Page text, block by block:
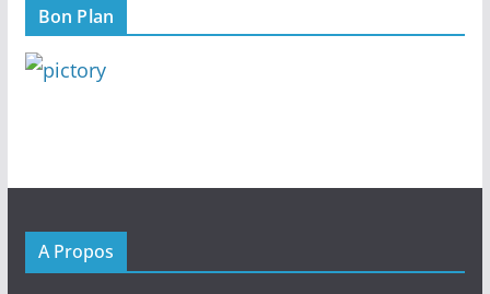
Bon Plan
A Propos